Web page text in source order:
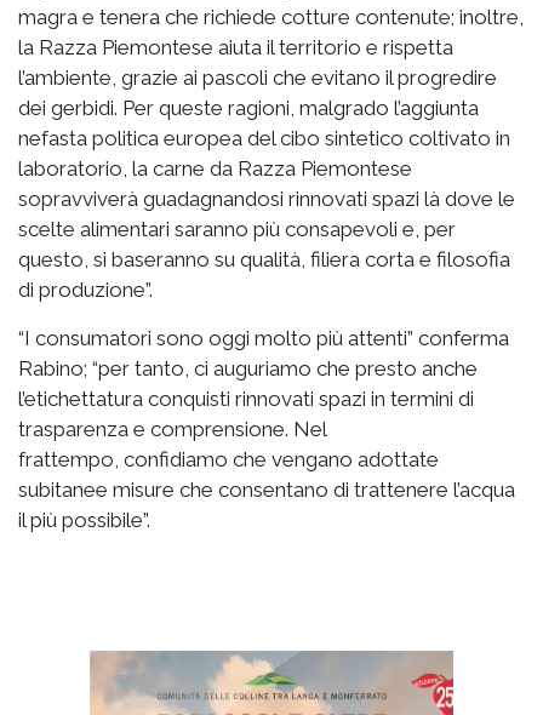
magra e tenera che richiede cotture contenute; inoltre,
la Razza Piemontese aiuta il territorio e rispetta
l’ambiente, grazie ai pascoli che evitano il progredire
dei gerbidi. Per queste ragioni, malgrado l’aggiunta
nefasta politica europea del cibo sintetico coltivato in
laboratorio, la carne da Razza Piemontese
sopravviverà guadagnandosi rinnovati spazi là dove le
scelte alimentari saranno più consapevoli e, per
questo, si baseranno su qualità, filiera corta e filosofia
di produzione”.
“I consumatori sono oggi molto più attenti” conferma
Rabino; “per tanto, ci auguriamo che presto anche
l’etichettatura conquisti rinnovati spazi in termini di
trasparenza e comprensione. Nel
frattempo, confidiamo che vengano adottate
subitanee misure che consentano di trattenere l’acqua
il più possibile”.